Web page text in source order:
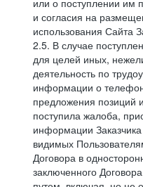
или о поступлении им
и согласия на
использования Сайта
2.5. В случае
для целей иных,
деятельность по
информации о
предложения позиций
поступила жалоба,
информации
видимых
Договора в
заключенного